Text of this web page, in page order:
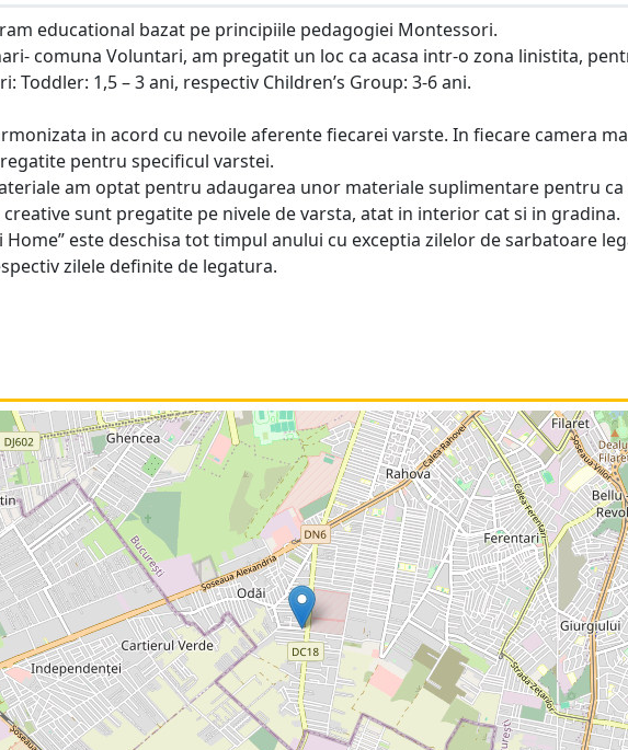
educational bazat pe principiile pedagogiei Montessori.
comuna Voluntari, am pregatit un loc ca acasa intr-o zona linistita,
Toddler: 1,5 – 3 ani, respectiv Children’s Group: 3-6 ani.
in acord cu nevoile aferente fiecarei varste. In fiecare camera
pentru specificul varstei.
am optat pentru adaugarea unor materiale suplimentare pentru
sunt pregatite pe nivele de varsta, atat in interior cat si in gradina.
este deschisa tot timpul anului cu exceptia zilelor de sarbatoare
zilele definite de legatura.